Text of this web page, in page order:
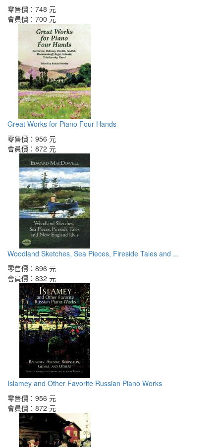
零售價： 748 元
會員價： 700 元
Great Works for Piano Four Hands
零售價： 956 元
會員價： 872 元
Woodland Sketches, Sea Pieces, Fireside Tales and ...
零售價： 896 元
會員價： 832 元
Islamey and Other Favorite Russian Piano Works
零售價： 956 元
會員價： 872 元